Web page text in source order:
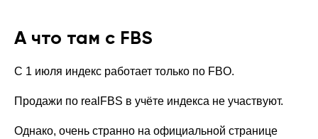
А что там с FBS
C 1 июля индекс работает только по FBO.
Продажи по realFBS в учёте индекса не участвуют.
Однако, очень странно на официальной странице